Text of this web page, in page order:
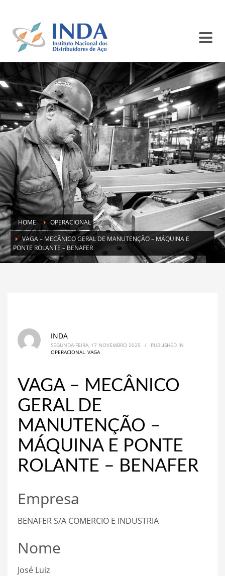
HOME
OPERACIONAL
VAGA – MECÂNICO GERAL DE MANUTENÇÃO – MÁQUINA E
PONTE ROLANTE – BENAFER
INDA
SEGUNDA-FEIRA, 17 NOVEMBRO 2025 /
PUBLISHED IN
OPERACIONAL, VAGA
VAGA – MECÂNICO
GERAL DE
MANUTENÇÃO –
MÁQUINA E PONTE
ROLANTE – BENAFER
Empresa
BENAFER S/A COMERCIO E INDUSTRIA
Nome
José Luiz